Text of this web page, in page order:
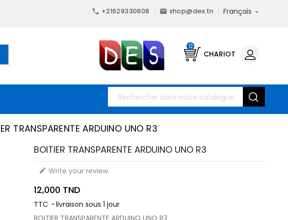
Français 
 +21629330808  shop@des.tn
CHARIOT
0
TRANSPARENTE ARDUINO UNO R3
BOITIER TRANSPARENTE ARDUINO UNO R3
 Write your review
12,000 TND
TTC
livraison sous 1 jour
BOITIER TRANSPARENTE ARDUINO UNO R3